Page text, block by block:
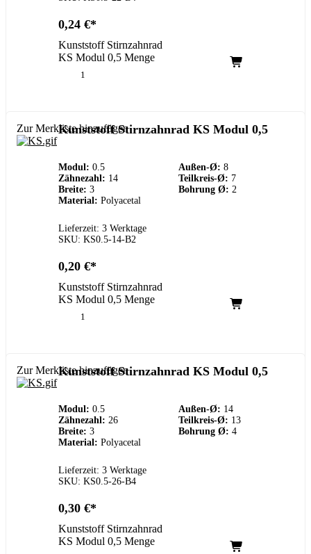
0,24 €
Kunststoff Stirnzahnrad
KS Modul 0,5 Menge
Zur Merkliste hinzufügen
Kunststoff Stirnzahnrad KS Modul 0,5
Modul: 0.5 Außen-Ø: 8
Zähnezahl: 14 Teilkreis-Ø: 7
Breite: 3 Bohrung Ø: 2
Material: Polyacetal
Lieferzeit: 3 Werktage
SKU: KS0.5-14-B2
0,20 €
Kunststoff Stirnzahnrad
KS Modul 0,5 Menge
Zur Merkliste hinzufügen
Kunststoff Stirnzahnrad KS Modul 0,5
Modul: 0.5 Außen-Ø: 14
Zähnezahl: 26 Teilkreis-Ø: 13
Breite: 3 Bohrung Ø: 4
Material: Polyacetal
Lieferzeit: 3 Werktage
SKU: KS0.5-26-B4
0,30 €
Kunststoff Stirnzahnrad
KS Modul 0,5 Menge